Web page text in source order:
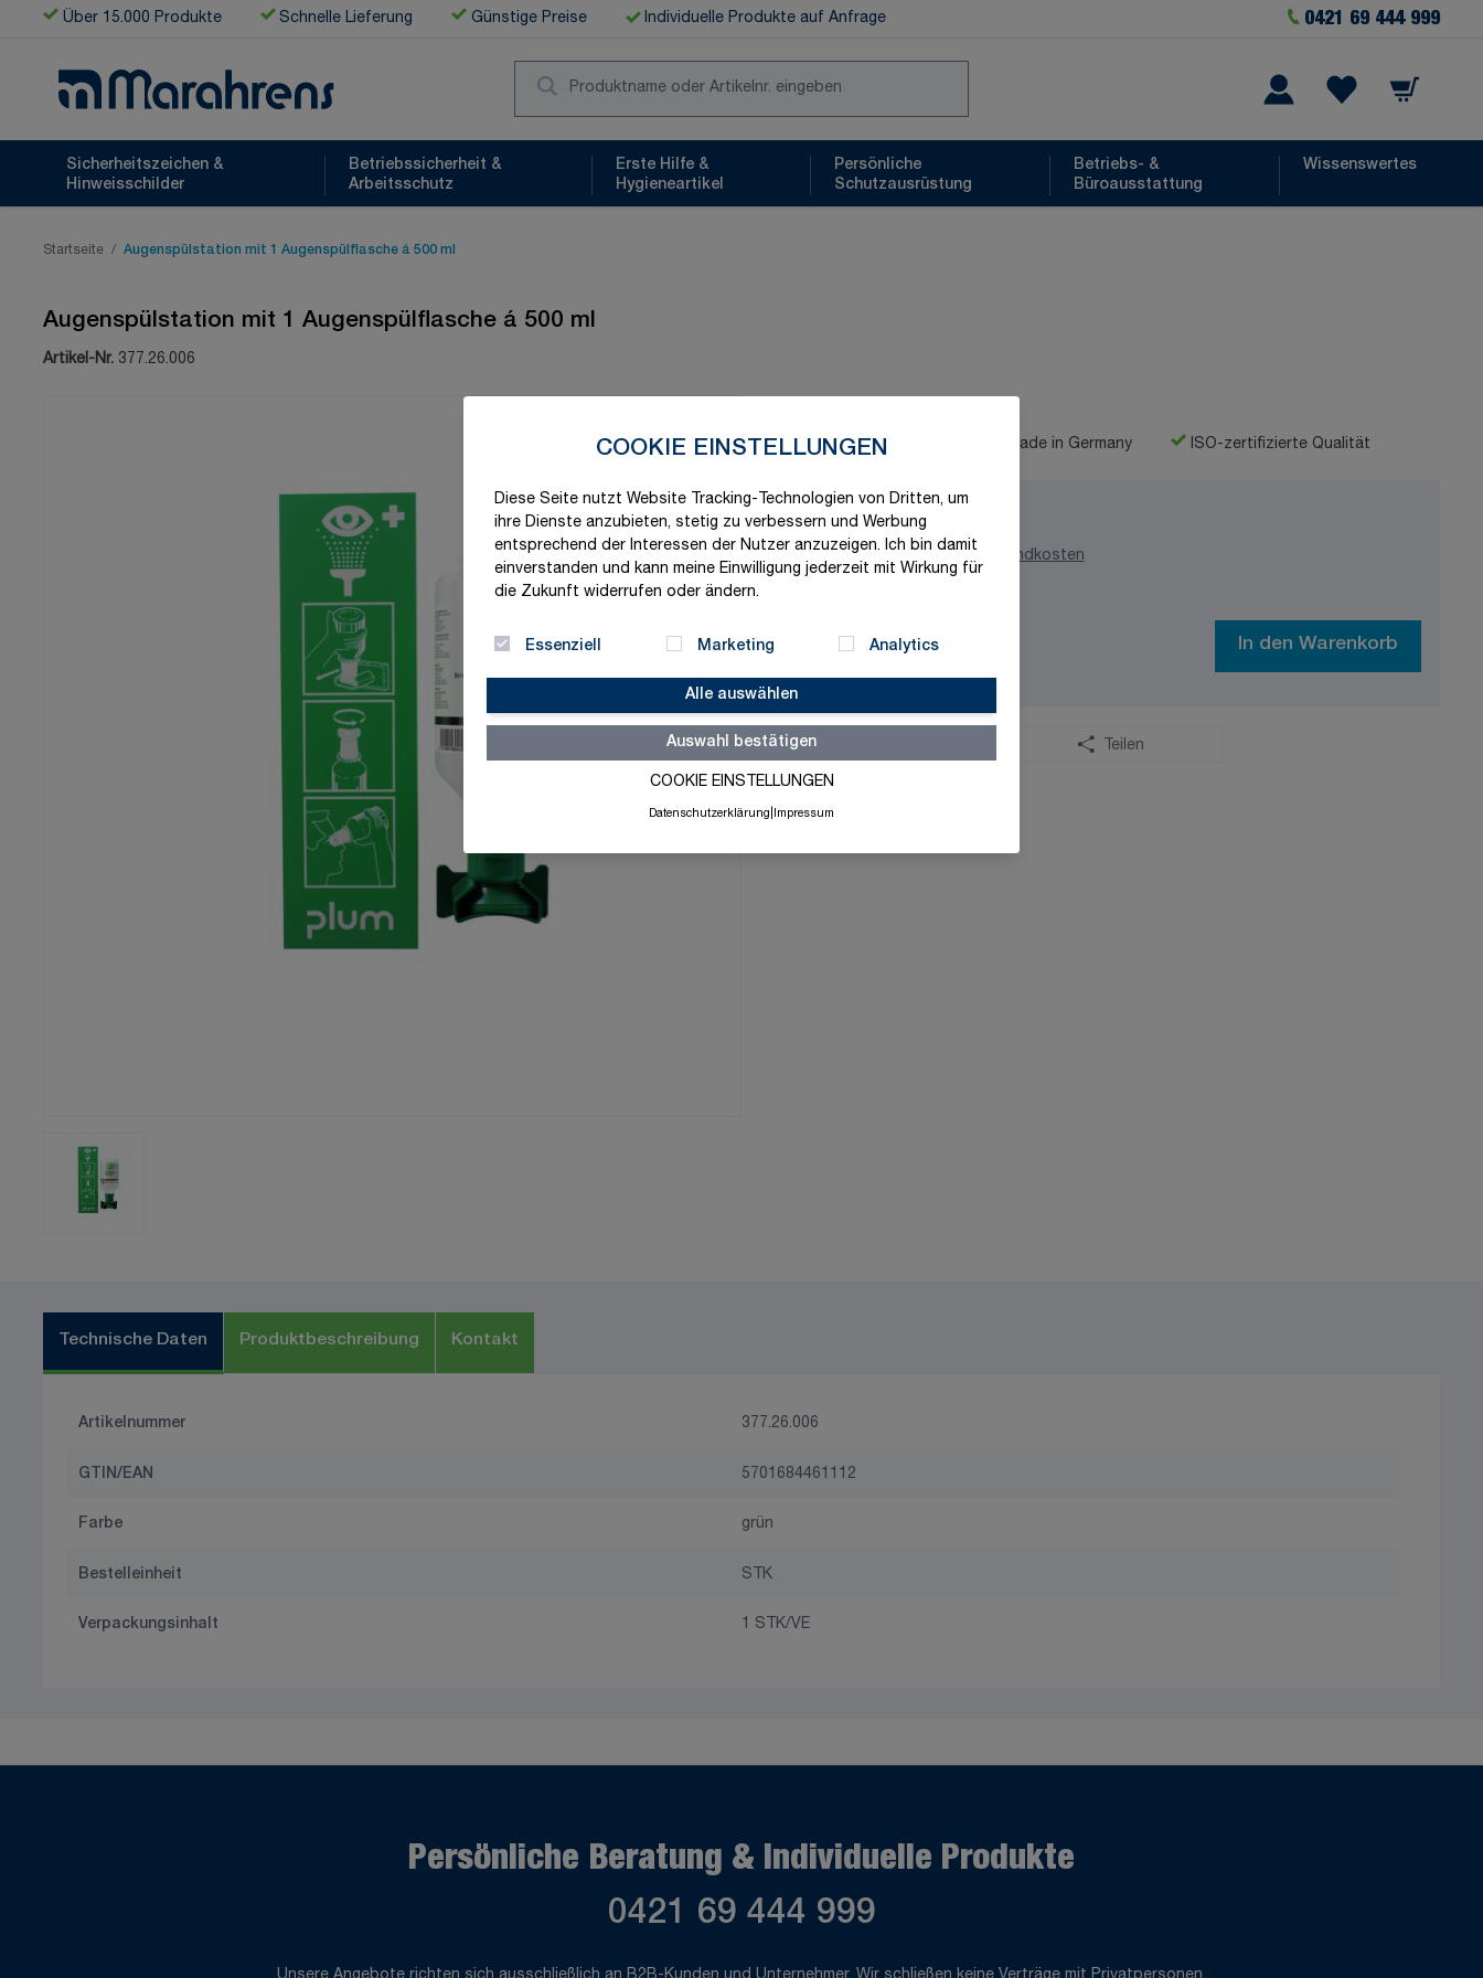
COOKIE EINSTELLUNGEN
Diese Seite nutzt Website Tracking-Technologien von Dritten, um
ihre Dienste anzubieten, stetig zu verbessern und Werbung
entsprechend der Interessen der Nutzer anzuzeigen. Ich bin damit
einverstanden und kann meine Einwilligung jederzeit mit Wirkung für
die Zukunft widerrufen oder ändern.
Essenziell Marketing Analytics
Alle auswählen
Auswahl bestätigen
COOKIE EINSTELLUNGEN
Datenschutzerklärung Impressum
Zum Inhalt springen
Über 15.000 Produkte Schnelle Lieferung Günstige Preise Individuelle Produkte auf Anfrage 0421 69 444 999
Warenkorb
Sicherheitszeichen &
Hinweisschilder
Betriebssicherheit &
Arbeitsschutz
Erste Hilfe &
Hygieneartikel
Persönliche
Schutzausrüstung
Betriebs- &
Büroausstattung
Wissenswertes
Startseite / Augenspülstation mit 1 Augenspülflasche á 500 ml
Augenspülstation mit 1 Augenspülflasche á 500 ml
Artikel-Nr. 377.26.006
Schnelle Lieferung Made in Germany ISO-zertifizierte Qualität
52,11 €
exklusive MwSt. und zzgl. Versandkosten
+ In den Warenkorb
Teilen
Technische Daten Produktbeschreibung Kontakt
Artikelnummer 377.26.006
GTIN/EAN 5701684461112
Farbe grün
Bestelleinheit STK
Verpackungsinhalt 1 STK/VE
Persönliche Beratung & Individuelle Produkte
0421 69 444 999